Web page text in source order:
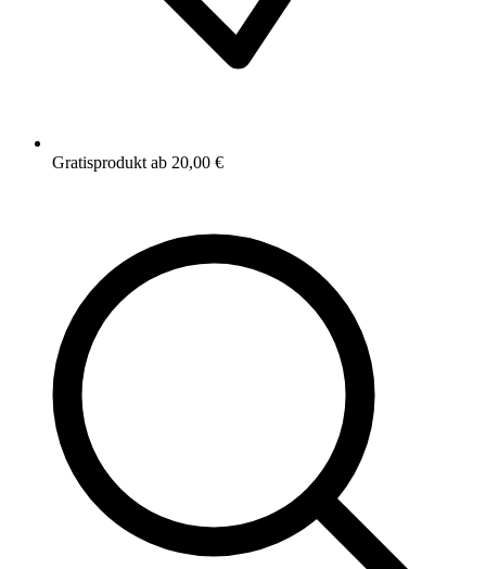
Gratisprodukt ab 20,00 €